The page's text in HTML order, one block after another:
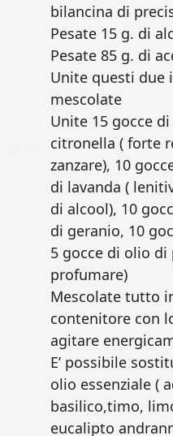
bilancina di
Pesate 15 g. di
Pesate 85 g. di
Unite questi due
mescolate
Unite 15 gocce
citronella ( forte
zanzare), 10
di lavanda (
di alcool), 10
di geranio, 10
5 gocce di olio
profumare)
Mescolate tutto
contenitore con
agitare
E’ possibile
olio essenziale (
basilico,timo,
eucalipto